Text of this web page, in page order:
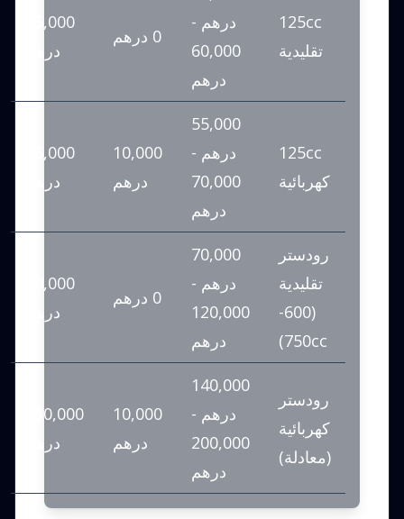
125cc
تقليدية
درهم -
60,000
درهم
0 درهم
35,000
درهم
125cc
كهربائية
55,000
درهم -
70,000
درهم
10,000
درهم
45,000
درهم
رودستر
تقليدية
(600-
750cc)
70,000
درهم -
120,000
درهم
0 درهم
70,000
درهم
رودستر
كهربائية
(معادلة)
140,000
درهم -
200,000
درهم
10,000
درهم
130,000
درهم